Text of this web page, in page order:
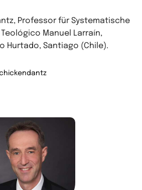
Professor für Systematische
Manuel Larraín,
Hurtado, Santiago (Chile).